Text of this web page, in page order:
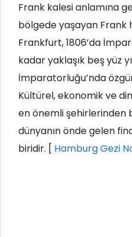
Frank kalesi anlamına
bölgede yaşayan Frank
Frankfurt, 1806’da
kadar yaklaşık beş yüz
İmparatorluğu’nda
Kültürel, ekonomik ve
en önemli şehirlerinden
dünyanın önde gelen
biridir. [ Hamburg Gezi